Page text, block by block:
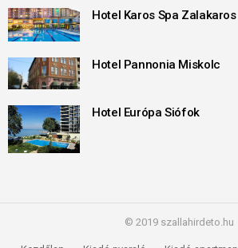
Hotel Karos Spa Zalakaros
Hotel Pannonia Miskolc
Hotel Európa Siófok
© 2019 szallahirdeto.hu